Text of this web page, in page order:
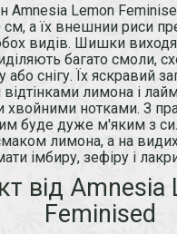
Amnesia Lemon
см, а їх внешнии риси
видів. Шишки
багато смоли,
або снігу. Їх яскравий
лимона і
нотками. З
буде дуже м'яким з
лимона, а на
імбиру, зефіру і
від Amnesia
Feminised